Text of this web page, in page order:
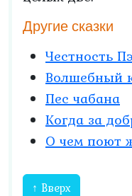
Другие сказки
Честность
Волшебный
Пес чабана
Когда за
О чем поют
↑ Вверх